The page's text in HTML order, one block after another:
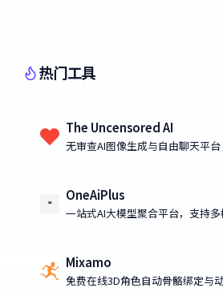
热门工具
The Uncensored AI
无审查AI图像生成与自由聊天平台
OneAiPlus
一站式AI大模型聚合平台，支持
Mixamo
免费在线3D角色自动骨骼绑定与